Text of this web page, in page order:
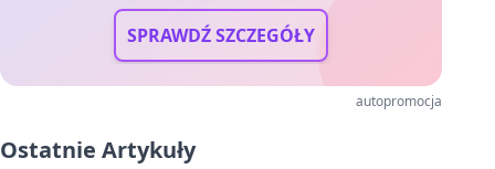
SPRAWDŹ SZCZEGÓŁY
autopromocja
Ostatnie Artykuły